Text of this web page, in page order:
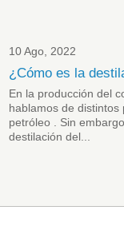
10 Ago, 2022
¿Cómo es la
En la producción del
hablamos de
petróleo
. Sin
destilación del...